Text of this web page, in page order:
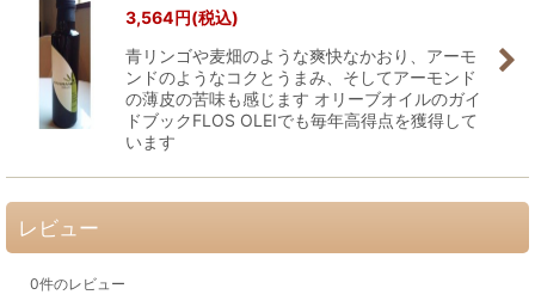
3,564円(税込)
青リンゴや麦畑のような爽快なかおり、アーモ
ンドのようなコクとうまみ、そしてアーモンド
の薄皮の苦味も感じます オリーブオイルのガイ
ドブックFLOS OLEIでも毎年高得点を獲得して
います
レビュー
0件のレビュー